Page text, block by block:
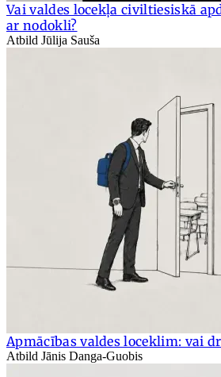
Vai valdes locekļa civiltiesiskā
ar nodokli?
Atbild Jūlija Sauša
Apmācības valdes loceklim: vai
Atbild Jānis Danga-Guobis